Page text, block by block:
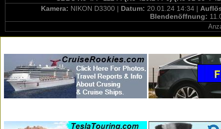
Kamera: NIKON D3300 | Datum: 20.01.24 14:34 |
Blendenöffnung: